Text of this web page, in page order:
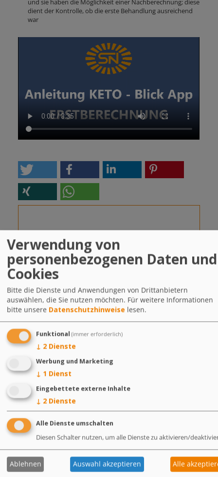
und sie haben die Möglichkeit einer Nachberechnung; diese
dient der Kontrolle, ob die erste Behandlung ausreichend
war
"Gesunde Tiere -
Gesunde Menschen"
Kontakt
Spezialfutter Neuruppin GmbH & Co. KG
16816 Neuruppin
Anfahrt
info@sn-neuruppin.de
Verwendung von
personenbezogenen Daten und
Cookies
Bitte die Dienste und Anwendungen von Drittanbietern
auswählen, die Sie nutzen möchten. Für weitere Informationen
bitte unsere Datenschutzhinweise lesen.
Funktional (immer erforderlich)
↓ 2 Dienste
Werbung und Marketing
↓ 1 Dienst
Eingebettete externe Inhalte
↓ 2 Dienste
Alle Dienste umschalten
Diesen Schalter nutzen, um alle Dienste zu aktivieren/
Ablehnen Auswahl akzeptieren Alle